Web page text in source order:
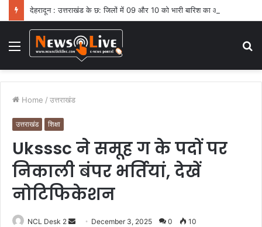
Menu
Home / उत्तराखंड
उत्तराखंड शिक्षा
Uksssc ने समूह ग के पदों पर
निकाली बंपर भर्तियां, देखें
नोटिफिकेशन
NCL Desk 2 December 3, 2025 0 10